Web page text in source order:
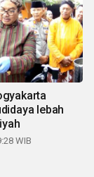
lebah
WIB